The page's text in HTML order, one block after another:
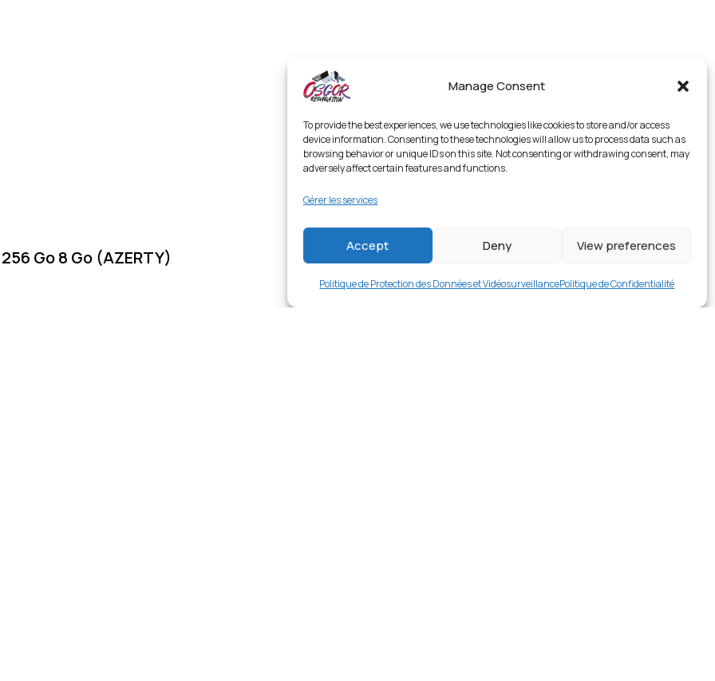
Manage Consent
To provide the best experiences, we use technologies like cookies to store and/or access
device information. Consenting to these technologies will allow us to process data such as
browsing behavior or unique IDs on this site. Not consenting or withdrawing consent, may
adversely affect certain features and functions.
Gérer les services
Accept Deny View preferences
Politique de Protection des Données et VidéosurveillancePolitique de Confidentialité
Go 8 Go (AZERTY) 399.00
Buy now